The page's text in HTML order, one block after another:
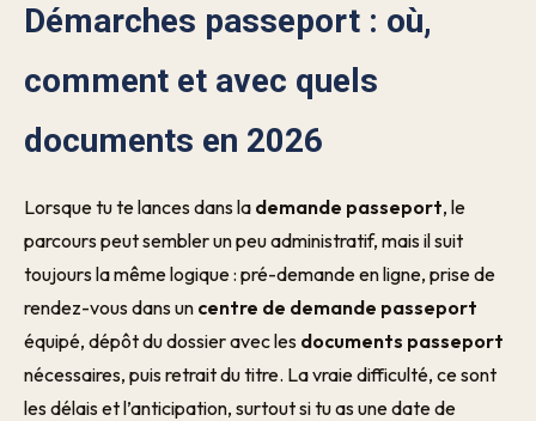
Démarches passeport : où,
comment et avec quels
documents en 2026
Lorsque tu te lances dans la demande passeport, le
parcours peut sembler un peu administratif, mais il suit
toujours la même logique : pré-demande en ligne, prise de
rendez-vous dans un centre de demande passeport
équipé, dépôt du dossier avec les documents passeport
nécessaires, puis retrait du titre. La vraie difficulté, ce sont
les délais et l’anticipation, surtout si tu as une date de